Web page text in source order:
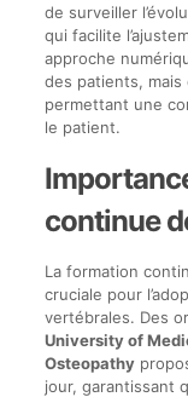
de surveiller
qui facilite
approche
des patients,
permettant une
le patient.
continue
La formation
cruciale pour
vertébrales. Des
University of
Osteopathy
jour, garantissant